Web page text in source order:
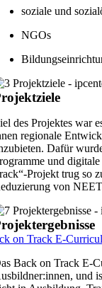
soziale und
NGOs
des Projektes war
regionale
Dafür
und
Projekt trug so
von
on Track E-
Back on Track E-
und